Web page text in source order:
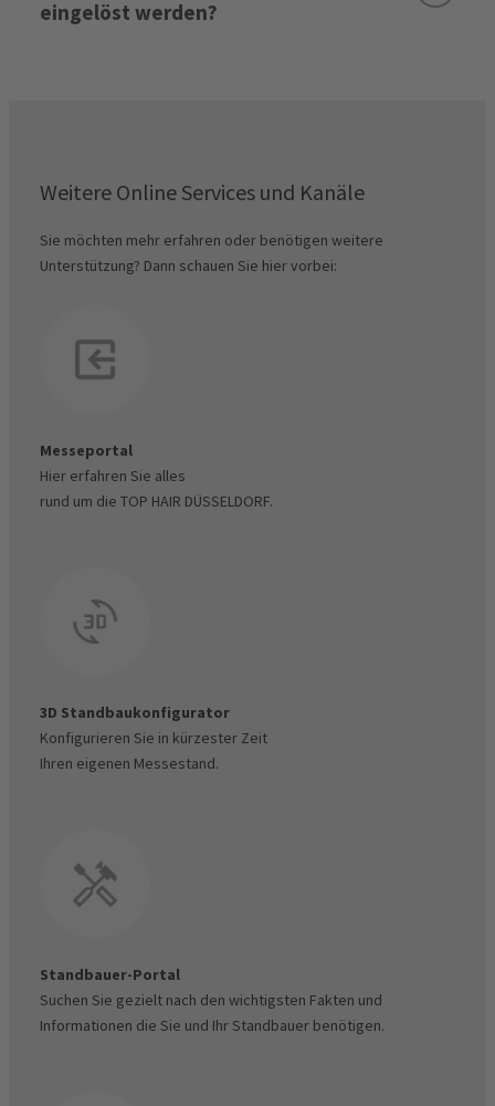
hier
Ausnahme:
eingelöst werden?
Aussteller-Gutscheincodemanager
Weitere Online Services und Kanäle
Sie möchten mehr erfahren oder benötigen weitere
Unterstützung? Dann schauen Sie hier vorbei:
Messeportal
Hier erfahren Sie alles
rund um die TOP HAIR DÜSSELDORF.
3D Standbaukonfigurator
Konfigurieren Sie in kürzester Zeit
Ihren eigenen Messestand.
Standbauer-Portal
Suchen Sie gezielt nach den wichtigsten Fakten und
Informationen die Sie und Ihr Standbauer benötigen.